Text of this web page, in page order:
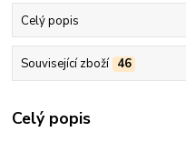
Celý popis
Související zboží 46
Celý popis